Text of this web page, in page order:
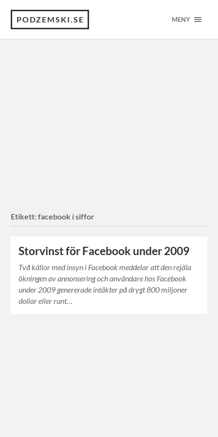
PODZEMSKI.SE MENY
Etikett:facebook i siffor
Storvinst för Facebook under 2009
Två källor med insyn i Facebook meddelar att den rejäla
ökningen av annonsering och användare hos Facebook
under 2009 genererade intäkter på drygt 800 miljoner
dollar eller runt…